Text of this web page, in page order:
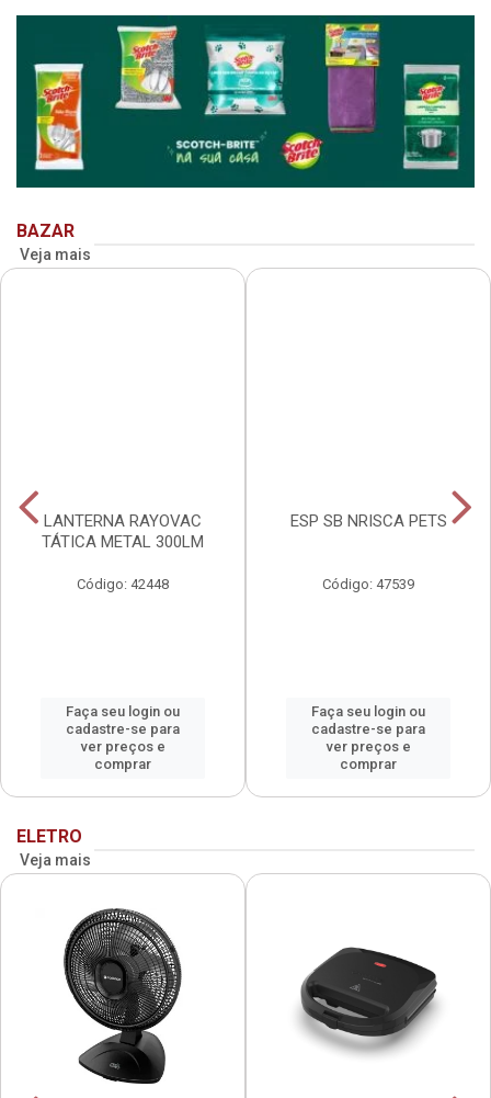
BAZAR
Veja mais
LANTERNA RAYOVAC
TÁTICA METAL 300LM
Código: 42448
Faça seu login ou
cadastre-se para
ver preços e
comprar
ESP SB NRISCA PETS
Código: 47539
Faça seu login ou
cadastre-se para
ver preços e
comprar
ELETRO
Veja mais